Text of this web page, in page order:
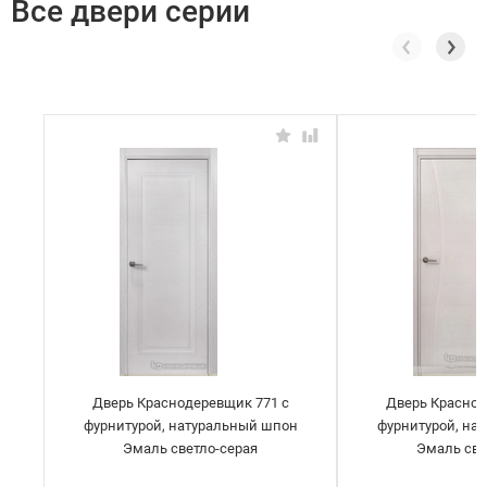
Все двери серии
Дверь Краснодеревщик 771 с
фурнитурой, натуральный шпон
Эмаль светло-серая
Дверь
фурнитурой,
Эмаль